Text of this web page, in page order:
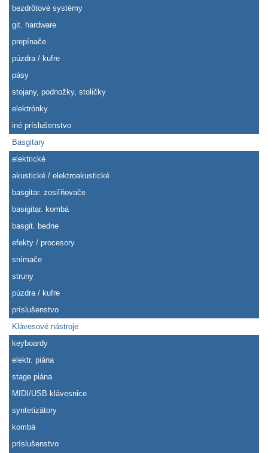
bezdrôtové systémy
git. hardware
prepínače
púzdra / kufre
pásy
stojany, podnožky, stoličky
elektrónky
iné príslušenstvo
Basgitary
elektrické
akustické / elektroakustické
basgitar. zosiľňovače
basigitar. kombá
basgit. bedne
efekty / procesory
snímače
struny
púzdra / kufre
príslušenstvo
Klávesové nástroje
keyboardy
elektr. piána
stage piána
MIDI/USB klávesnice
syntetizátory
kombá
príslušenstvo